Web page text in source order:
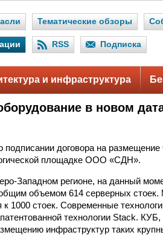
Тематические обзоры
RSS Подписка
и инфраструктура
в новом
договора на размещение
площадке ООО «СДН».
Западном регионе, на данный
объемом 614 серверных
к 1000 стоек. Современные
технологии Stack.
инфраструктур таких